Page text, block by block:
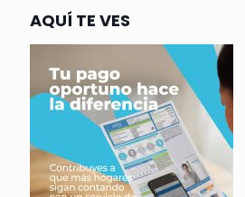
AQUÍ TE VES